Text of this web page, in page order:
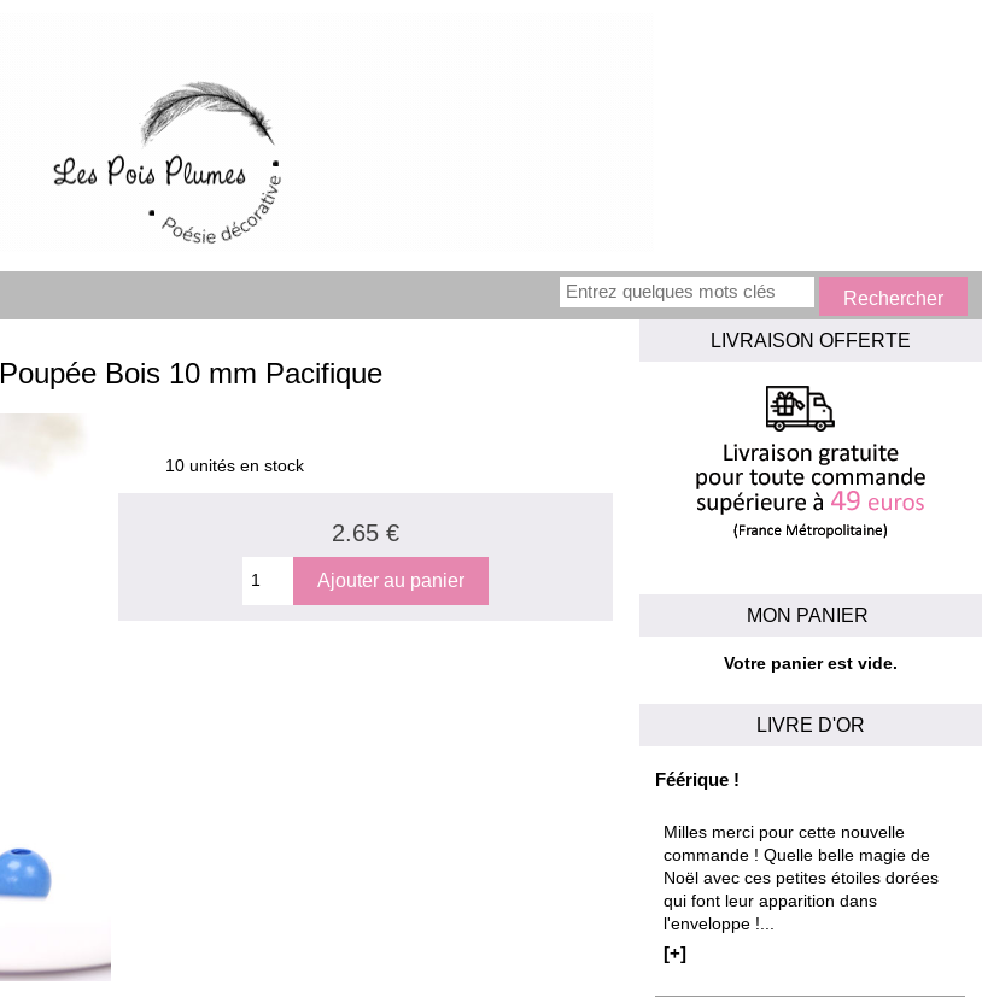
Poupée Bois 10 mm Pacifique
10 unités en stock
2.65 €
LIVRAISON OFFERTE
MON PANIER
Votre panier est vide.
LIVRE D'OR
Féérique !
Milles merci pour cette nouvelle
commande ! Quelle belle magie de
Noël avec ces petites étoiles dorées
qui font leur apparition dans
l'enveloppe !...
[+]